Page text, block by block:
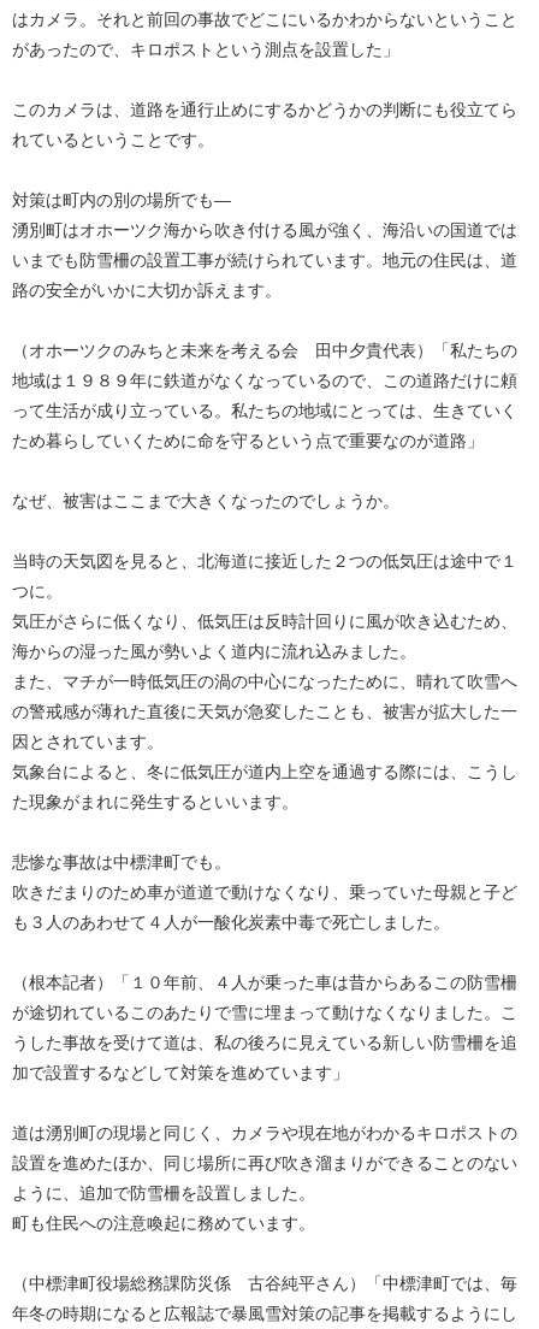
はカメラ。それと前回の事故でどこにいるかわからないということ
があったので、キロポストという測点を設置した」
このカメラは、道路を通行止めにするかどうかの判断にも役立てら
れているということです。
対策は町内の別の場所でも—
湧別町はオホーツク海から吹き付ける風が強く、海沿いの国道では
いまでも防雪柵の設置工事が続けられています。地元の住民は、道
路の安全がいかに大切か訴えます。
（オホーツクのみちと未来を考える会 田中夕貴代表）「私たちの
地域は１９８９年に鉄道がなくなっているので、この道路だけに頼
って生活が成り立っている。私たちの地域にとっては、生きていく
ため暮らしていくために命を守るという点で重要なのが道路」
なぜ、被害はここまで大きくなったのでしょうか。
当時の天気図を見ると、北海道に接近した２つの低気圧は途中で１
つに。
気圧がさらに低くなり、低気圧は反時計回りに風が吹き込むため、
海からの湿った風が勢いよく道内に流れ込みました。
また、マチが一時低気圧の渦の中心になったために、晴れて吹雪へ
の警戒感が薄れた直後に天気が急変したことも、被害が拡大した一
因とされています。
気象台によると、冬に低気圧が道内上空を通過する際には、こうし
た現象がまれに発生するといいます。
悲惨な事故は中標津町でも。
吹きだまりのため車が道道で動けなくなり、乗っていた母親と子ど
も３人のあわせて４人が一酸化炭素中毒で死亡しました。
（根本記者）「１０年前、４人が乗った車は昔からあるこの防雪柵
が途切れているこのあたりで雪に埋まって動けなくなりました。こ
うした事故を受けて道は、私の後ろに見えている新しい防雪柵を追
加で設置するなどして対策を進めています」
道は湧別町の現場と同じく、カメラや現在地がわかるキロポストの
設置を進めたほか、同じ場所に再び吹き溜まりができることのない
ように、追加で防雪柵を設置しました。
町も住民への注意喚起に務めています。
（中標津町役場総務課防災係 古谷純平さん）「中標津町では、毎
年冬の時期になると広報誌で暴風雪対策の記事を掲載するようにし